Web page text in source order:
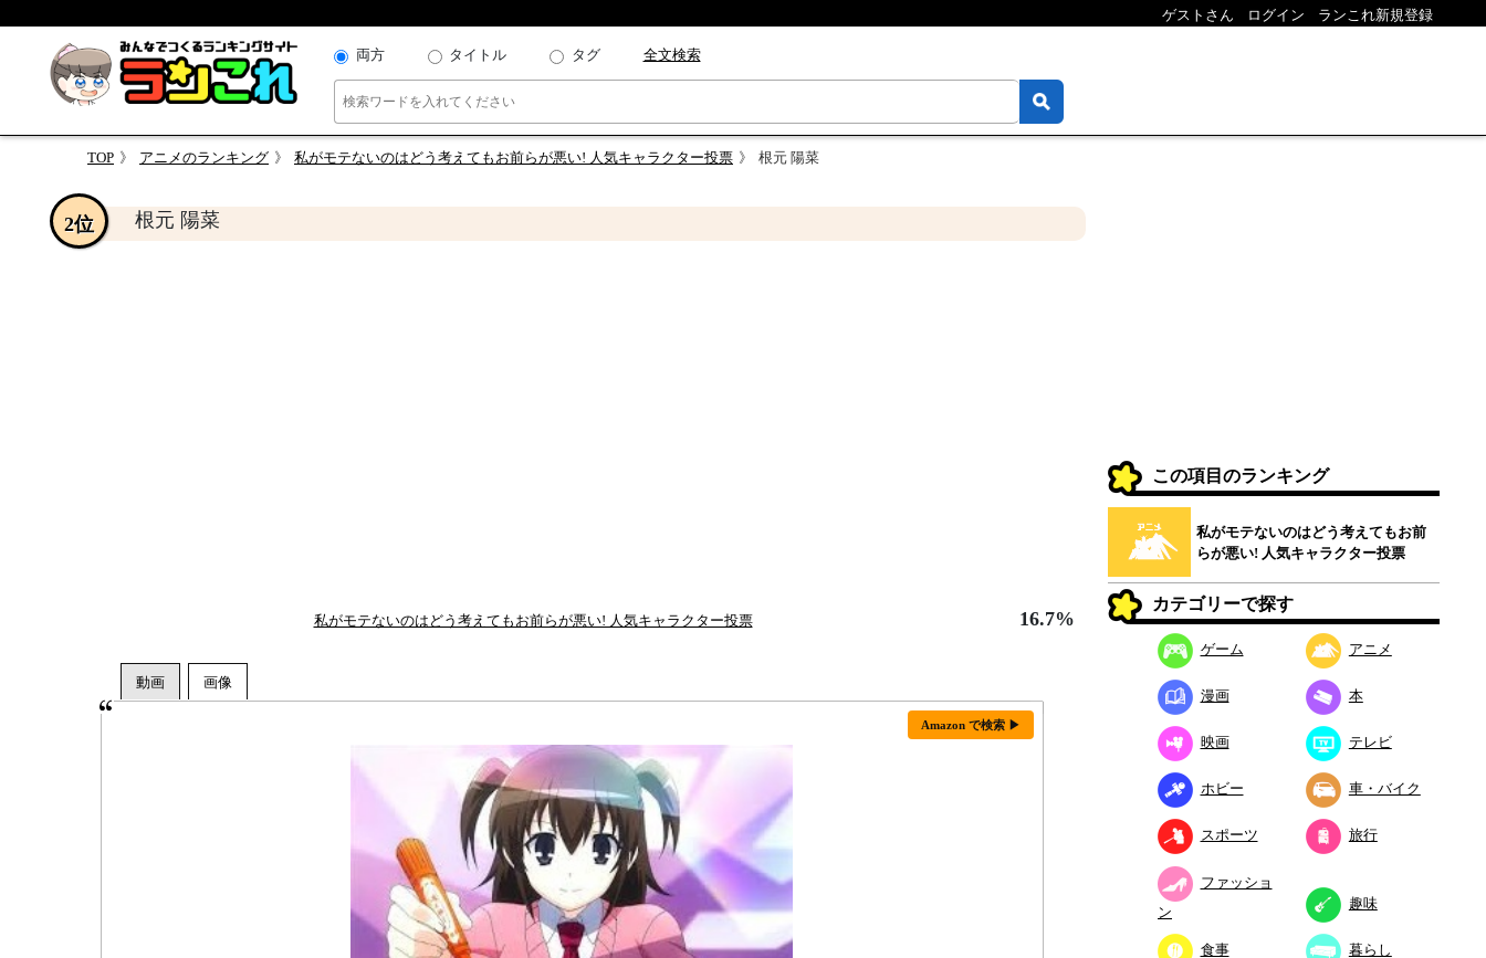
ゲストさん ログイン ランこれ新規登録
両方 タイトル タグ 全文検索
TOP アニメのランキング 私がモテないのはどう考えてもお前らが悪い! 人気キャラクター投票 根元 陽菜
根元 陽菜
2位
私がモテないのはどう考えてもお前らが悪い! 人気キャラクター投票 16.7%
Amazon で検索 ▶
この項目のランキング
私がモテないのはどう考えてもお前
らが悪い! 人気キャラクター投票
カテゴリーで探す
ゲーム アニメ
漫画 本
映画 テレビ
ホビー 車・バイク
スポーツ 旅行
ファッショ
ン
趣味
食事 暮らし